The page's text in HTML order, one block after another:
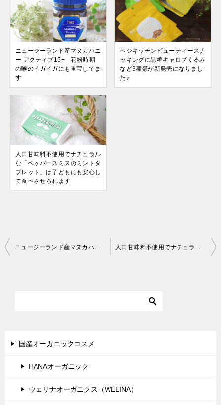
ニュージーランド産マヌカハニ
ー アクティブ15+ 花粉時期
の喉のイガイガにも重宝してま
す
ベジキッチンビューティースナ
ッキングに黒糖キャロブくるみ
など3種類が新発売になりまし
た♪
人口甘味料不使用でナチュラル
な「ペッパースミスのミントタ
ブレット」は子どもにも安心し
て食べさせられます
投
シ
ニュージーランド産マヌカハニー アクティブ15+ 花粉時期の喉のイガイガにも重宝してます 人口甘味料不使用でナチュラルな「ペッパースミスのミントタブレット」は子どもにも安心して食べさせられます
国産オーガニックコスメ
HANAオーガニック
ウェリナオーガニクス（WELINA）